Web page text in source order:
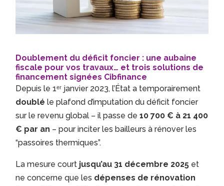
Doublement du déficit foncier : une aubaine
fiscale pour vos travaux… et trois solutions de
financement signées Cibfinance
Depuis le 1ᵉʳ janvier 2023, l’État a temporairement
doublé le plafond d’imputation du déficit foncier
sur le revenu global – il passe de10 700 € à 21 400
€ par an – pour inciter les bailleurs à rénover les
“passoires thermiques”.
La mesure court jusqu’au 31 décembre 2025 et
ne concerne que les dépenses de rénovation